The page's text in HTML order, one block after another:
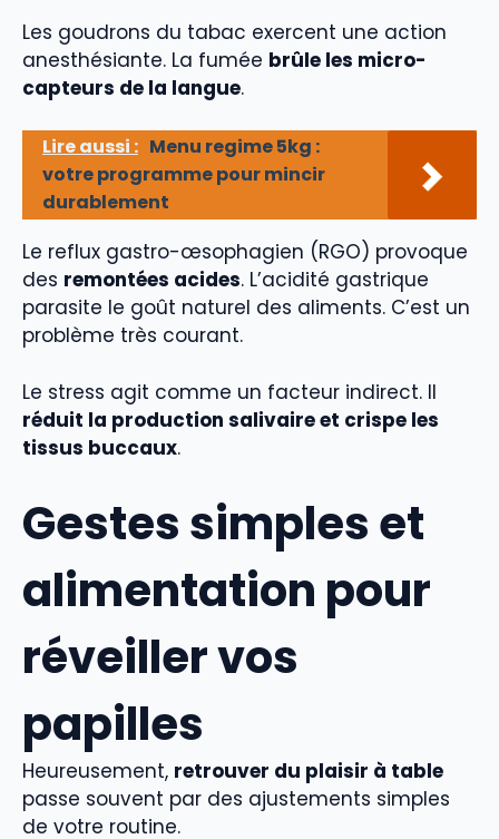
Les goudrons du tabac exercent une action
anesthésiante. La fumée brûle les micro-
capteurs de la langue.
Lire aussi : Menu regime 5kg :
votre programme pour mincir
durablement
Le reflux gastro-œsophagien (RGO) provoque
des remontées acides. L’acidité gastrique
parasite le goût naturel des aliments. C’est un
problème très courant.
Le stress agit comme un facteur indirect. Il
réduit la production salivaire et crispe les
tissus buccaux.
Gestes simples et
alimentation pour
réveiller vos
papilles
Heureusement, retrouver du plaisir à table
passe souvent par des ajustements simples
de votre routine.